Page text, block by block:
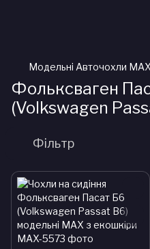
Модельні Авточохли
Фольксваген
(Volkswagen
Фільтр